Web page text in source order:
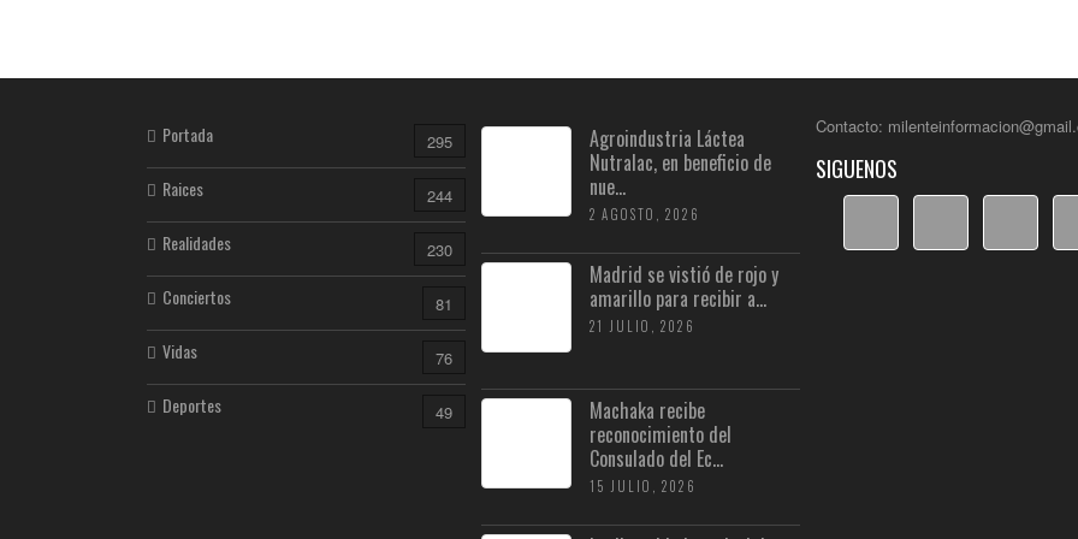
Portada 295
Raices 244
Realidades 230
Conciertos 81
Vidas 76
Deportes 49
Agroindustria Láctea
Nutralac, en beneficio de
nue...
2 AGOSTO, 2026
Madrid se vistió de rojo y
amarillo para recibir a...
21 JULIO, 2026
Machaka recibe
reconocimiento del
Consulado del Ec...
15 JULIO, 2026
Contacto:
SIGUENOS